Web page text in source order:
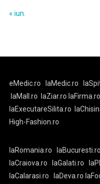
« iun.
eMedic.ro laMedic.ro
laMall.ro
laZiar.ro laFirma.ro
laExecutareSilita.ro
High-Fashion.ro
laRomania.ro laBucuresti.ro
laCraiova.ro
laGalati.ro
laCalarasi.ro
laDeva.ro